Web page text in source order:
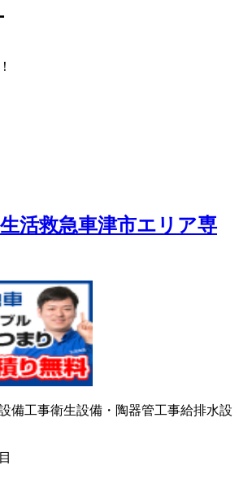
活救急車津市エリア専
備工事衛生設備・陶器管工事給排水設